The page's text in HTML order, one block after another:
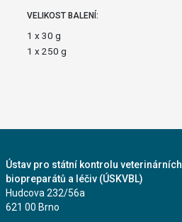
VELIKOST BALENÍ:
1 x 30 g
1 x 250 g
Ústav pro státní kontrolu veterinárních
biopreparátů a léčiv (ÚSKVBL)
Hudcova 232/56a
621 00 Brno